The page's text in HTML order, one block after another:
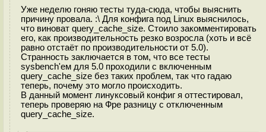
Уже неделю гоняю тесты туда-сюда, чтобы выяснить
причину провала. :\ Для конфига под Linux выяснилось,
что виноват query_cache_size. Стоило закомментировать
его, как производительность резко возросла (хоть и всё
равно отстаёт по производительности от 5.0).
Странность заключается в том, что все тесты
sysbench'ем для 5.0 проходили с включенным
query_cache_size без таких проблем, так что гадаю
теперь, почему это могло происходить.
В данный момент линуксовый конфиг я оттестировал,
теперь проверяю на Фре разницу с отключенным
query_cache_size.